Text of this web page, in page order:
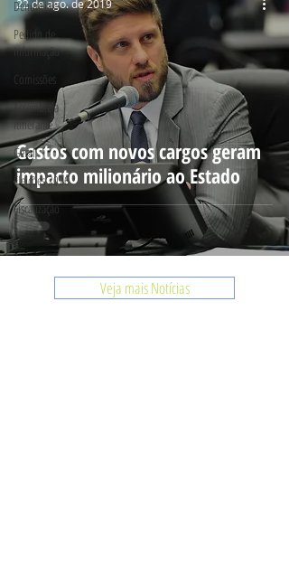
Denúncias
Pedido de
Informação
Comissões
Assembleia
Itinerante
Geral
Eleições 2026
Fiscalização
Gastos com novos cargos geram
impacto milionário ao Estado
22 de ago. de 2019
Veja mais Notícias